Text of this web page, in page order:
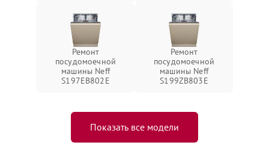
Ремонт
посудомоечной
машины Neff
S197EB802E
Ремонт
посудомоечной
машины Neff
S199ZB803E
Показать все модели